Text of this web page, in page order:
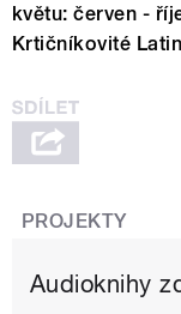
květu: červen -
Krtičníkovité
PROJEKTY
Audioknihy